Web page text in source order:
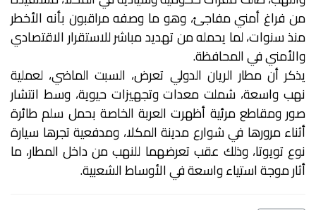
من فراغ أمني مفاجئ، وهو ما وصفه مراقبون بأنه الأخطر
منذ سنوات، لما يحمله من تهديد مباشر للاستقرار الاقتصادي
والأمني في المحافظة.
يذكر أن مطار الريان الدولي تعرض، السبت الماضي، لعملية
نهب واسعة، شملت معدات وتجهيزات حيوية، وسط انتشار
صور ومقاطع مرئية أظهرت العربة الخاصة بحمل سلم طائرة
أثناء مرورها في شوارع مدينة المكلا، ومدفعية تجرها سيارة
نوع تويوتا، وذلك عقب تعرضهما للنهب من داخل المطار، ما
أثار موجة استياء واسعة في الأوساط الشعبية.